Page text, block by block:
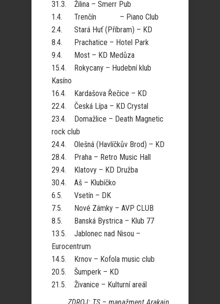
31.3. Žilina – Smerr Pub
1.4. Trenčín – Piano Club
2.4. Stará Huť (Příbram) – KD
8.4. Prachatice – Hotel Park
9.4. Most – KD Medůza
15.4. Rokycany – Hudební klub
Kasíno
16.4. Kardašova Řečice – KD
22.4. Česká Lípa – KD Crystal
23.4. Domažlice – Death Magnetic
rock club
24.4. Olešná (Havlíčkův Brod) – KD
28.4. Praha – Retro Music Hall
29.4. Klatovy – KD Družba
30.4. Aš – Klubíčko
6.5. Vsetín – DK
7.5. Nové Zámky – AVP CLUB
8.5. Banská Bystrica – Klub 77
13.5. Jablonec nad Nisou –
Eurocentrum
14.5. Krnov – Kofola music club
20.5. Šumperk – KD
21.5. Živanice – Kulturní areál